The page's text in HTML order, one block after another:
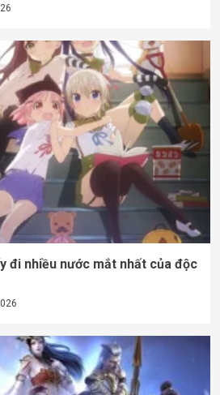
đi nhiều nước mắt nhất của độc